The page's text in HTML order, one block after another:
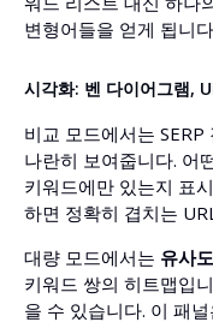
변형어들을 얻게 됩니
시각화: 벤 다이어그램,
비교 모드에서는 SERP
나란히 보여줍니다. 어
키워드에만 있는지 표
하면 정확히 겹치는
대량 모드에서는 유사
키워드 쌍의 히트맵입
을 수 있습니다. 이 패